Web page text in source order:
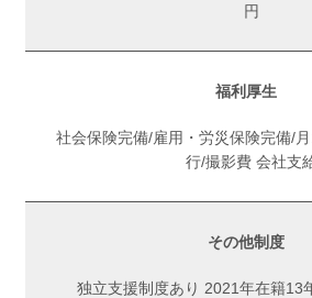
円
福利厚生
社会保険完備/雇用・労災保険完備/
行/撮影費 会社支
その他制度
独立支援制度あり 2021年在籍13